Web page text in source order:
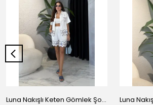
Luna Nakışlı Keten Gömlek Şort Takım - Beyaz